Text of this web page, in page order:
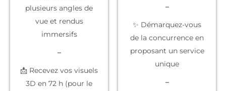
plusieurs angles de
vue et rendus
immersifs
–
📩 Recevez vos visuels
3D en 72 h (pour le
–
✨ Démarquez-vous
de la concurrence en
proposant un service
unique
–